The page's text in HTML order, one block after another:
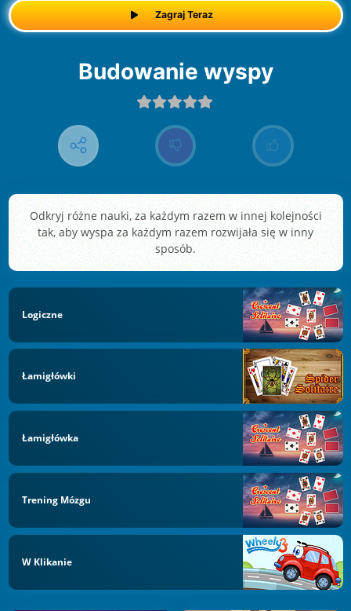
Zagraj Teraz
Budowanie wyspy
Odkryj różne nauki, za każdym razem w innej kolejności
tak, aby wyspa za każdym razem rozwijała się w inny
sposób.
Logiczne
Łamigłówki
Łamigłówka
Trening Mózgu
W Klikanie